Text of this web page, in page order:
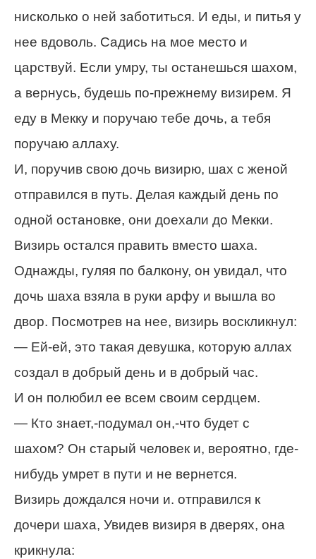
нисколько о ней заботиться. И еды, и питья у
нее вдоволь. Садись на мое место и
царствуй. Если умру, ты останешься шахом,
а вернусь, будешь по-прежнему визирем. Я
еду в Мекку и поручаю тебе дочь, а тебя
поручаю аллаху.
И, поручив свою дочь визирю, шах с женой
отправился в путь. Делая каждый день по
одной остановке, они доехали до Мекки.
Визирь остался править вместо шаха.
Однажды, гуляя по балкону, он увидал, что
дочь шаха взяла в руки арфу и вышла во
двор. Посмотрев на нее, визирь воскликнул:
— Ей-ей, это такая девушка, которую аллах
создал в добрый день и в добрый час.
И он полюбил ее всем своим сердцем.
— Кто знает,-подумал он,-что будет с
шахом? Он старый человек и, вероятно, где-
нибудь умрет в пути и не вернется.
Визирь дождался ночи и. отправился к
дочери шаха, Увидев визиря в дверях, она
крикнула: